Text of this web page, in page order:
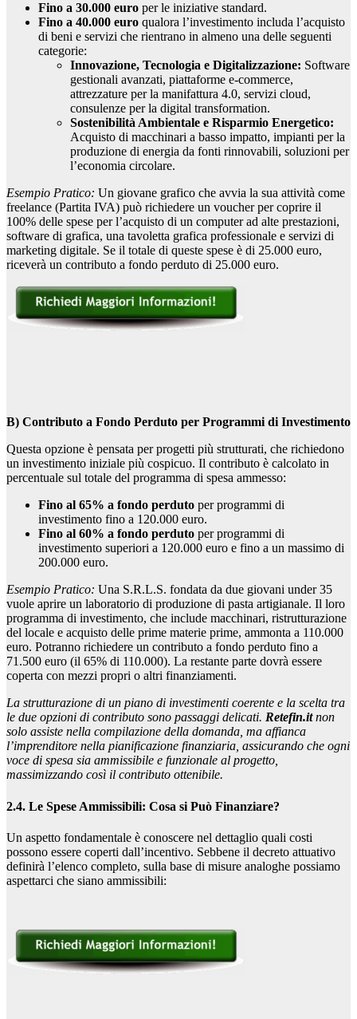
Fino a 30.000 euro per le iniziative standard.
Fino a 40.000 euro qualora l’investimento includa l’acquisto
di beni e servizi che rientrano in almeno una delle seguenti
categorie:
Innovazione, Tecnologia e Digitalizzazione: Software
gestionali avanzati, piattaforme e-commerce,
attrezzature per la manifattura 4.0, servizi cloud,
consulenze per la digital transformation.
Sostenibilità Ambientale e Risparmio Energetico:
Acquisto di macchinari a basso impatto, impianti per la
produzione di energia da fonti rinnovabili, soluzioni per
l’economia circolare.
Esempio Pratico: Un giovane grafico che avvia la sua attività come
freelance (Partita IVA) può richiedere un voucher per coprire il
100% delle spese per l’acquisto di un computer ad alte prestazioni,
software di grafica, una tavoletta grafica professionale e servizi di
marketing digitale. Se il totale di queste spese è di 25.000 euro,
riceverà un contributo a fondo perduto di 25.000 euro.
B) Contributo a Fondo Perduto per Programmi di Investimento
Questa opzione è pensata per progetti più strutturati, che richiedono
un investimento iniziale più cospicuo. Il contributo è calcolato in
percentuale sul totale del programma di spesa ammesso:
Fino al 65% a fondo perduto per programmi di
investimento fino a 120.000 euro.
Fino al 60% a fondo perduto per programmi di
investimento superiori a 120.000 euro e fino a un massimo di
200.000 euro.
Esempio Pratico: Una S.R.L.S. fondata da due giovani under 35
vuole aprire un laboratorio di produzione di pasta artigianale. Il loro
programma di investimento, che include macchinari, ristrutturazione
del locale e acquisto delle prime materie prime, ammonta a 110.000
euro. Potranno richiedere un contributo a fondo perduto fino a
71.500 euro (il 65% di 110.000). La restante parte dovrà essere
coperta con mezzi propri o altri finanziamenti.
La strutturazione di un piano di investimenti coerente e la scelta tra
le due opzioni di contributo sono passaggi delicati. Retefin.itnon
solo assiste nella compilazione della domanda, ma affianca
l’imprenditore nella pianificazione finanziaria, assicurando che ogni
voce di spesa sia ammissibile e funzionale al progetto,
massimizzando così il contributo ottenibile.
2.4. Le Spese Ammissibili: Cosa si Può Finanziare?
Un aspetto fondamentale è conoscere nel dettaglio quali costi
possono essere coperti dall’incentivo. Sebbene il decreto attuativo
definirà l’elenco completo, sulla base di misure analoghe possiamo
aspettarci che siano ammissibili: